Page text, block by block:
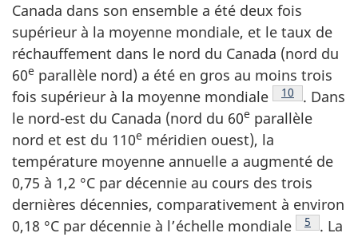
Canada dans son ensemble a été deux fois
supérieur à la moyenne mondiale, et le taux de
réchauffement dans le nord du Canada (nord du
60e parallèle nord) a été en gros au moins trois
fois supérieur à la moyenne mondiale Note de bas
10 . Dans
le nord-est du Canada (nord du 60e parallèle
nord et est du 110e méridien ouest), la
température moyenne annuelle a augmenté de
0,75 à 1,2 °C par décennie au cours des trois
dernières décennies, comparativement à environ
0,18 °C par décennie à l’échelle mondiale Note de
5 . La